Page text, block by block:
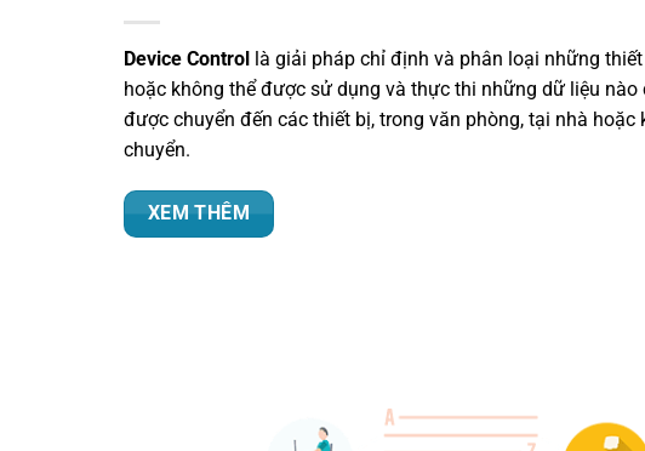
Device Control là giải pháp chỉ định và phân loại những
hoặc không thể được sử dụng và thực thi những dữ liệu nào
được chuyển đến các thiết bị, trong văn phòng, tại nhà hoặc
chuyển.
XEM THÊM